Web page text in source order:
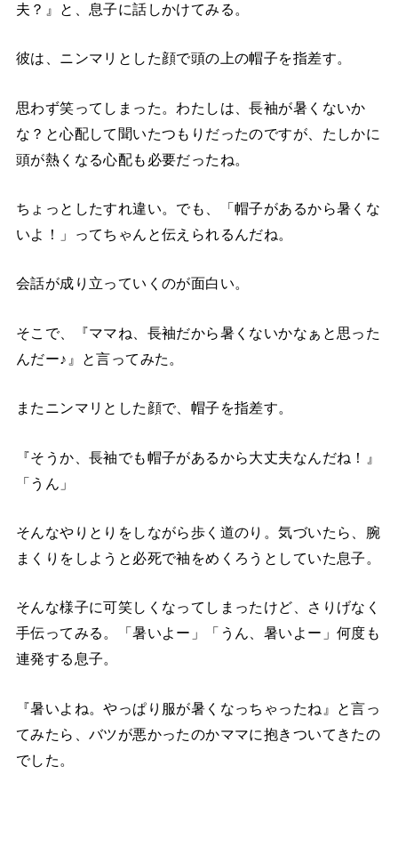
夫？』と、息子に話しかけてみる。
彼は、ニンマリとした顔で頭の上の帽子を指差す。
思わず笑ってしまった。わたしは、長袖が暑くないか
な？と心配して聞いたつもりだったのですが、たしかに
頭が熱くなる心配も必要だったね。
ちょっとしたすれ違い。でも、「帽子があるから暑くな
いよ！」ってちゃんと伝えられるんだね。
会話が成り立っていくのが面白い。
そこで、『ママね、長袖だから暑くないかなぁと思った
んだー♪』と言ってみた。
またニンマリとした顔で、帽子を指差す。
『そうか、長袖でも帽子があるから大丈夫なんだね！』
「うん」
そんなやりとりをしながら歩く道のり。気づいたら、腕
まくりをしようと必死で袖をめくろうとしていた息子。
そんな様子に可笑しくなってしまったけど、さりげなく
手伝ってみる。「暑いよー」「うん、暑いよー」何度も
連発する息子。
『暑いよね。やっぱり服が暑くなっちゃったね』と言っ
てみたら、バツが悪かったのかママに抱きついてきたの
でした。